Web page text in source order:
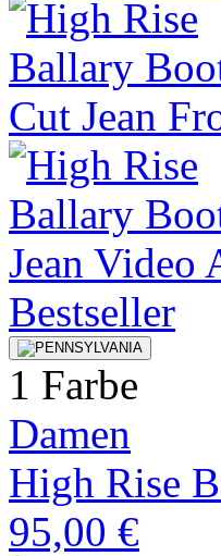
Bestseller
1 Farbe
Damen
High Rise
95,00 €